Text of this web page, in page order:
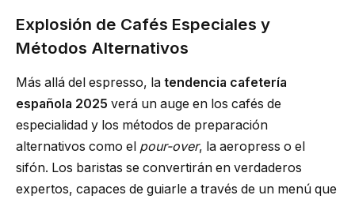
Explosión de Cafés Especiales y
Métodos Alternativos
Más allá del espresso, la tendencia cafetería
española 2025 verá un auge en los cafés de
especialidad y los métodos de preparación
alternativos como el pour-over, la aeropress o el
sifón. Los baristas se convertirán en verdaderos
expertos, capaces de guiarle a través de un menú que